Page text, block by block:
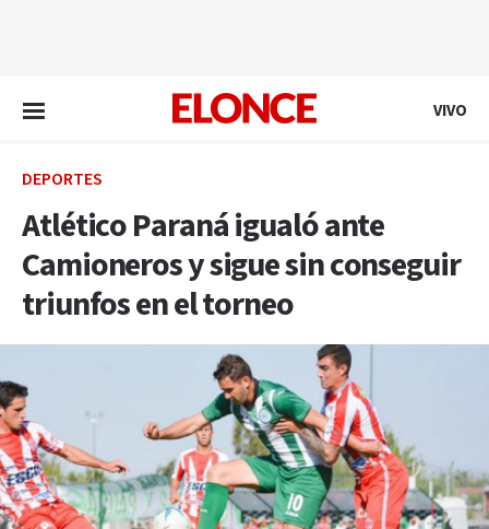
VIVO
DEPORTES
Atlético Paraná igualó ante
Camioneros y sigue sin conseguir
triunfos en el torneo